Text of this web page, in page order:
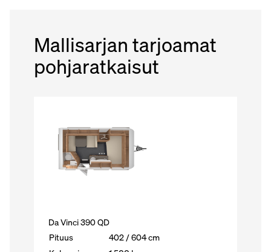
Mallisarjan tarjoamat
pohjaratkaisut
Da Vinci 390 QD
Pituus
402 / 604 cm